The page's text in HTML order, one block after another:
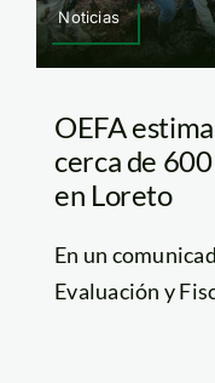
Noticias
OEFA
cerca de
en Loreto
En un
Evaluación y